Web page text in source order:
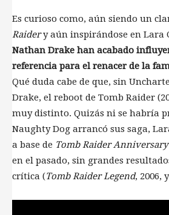
Es curioso como, aún siendo un
Raidery aún inspirándose en Lara
Nathan Drake han acabado
referencia para el renacer de la
Qué duda cabe de que, sin
Drake, el reboot de Tomb Raider
muy distinto. Quizás ni se habría
Naughty Dog arrancó sus saga,
a base de Tomb Raider Anniversary
en el pasado, sin grandes
crítica (Tomb Raider Legend, 2006, y